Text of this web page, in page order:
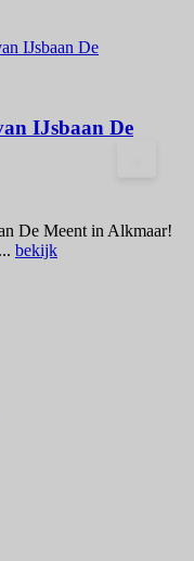
IJsbaan De
De Meent in Alkmaar!
bekijk